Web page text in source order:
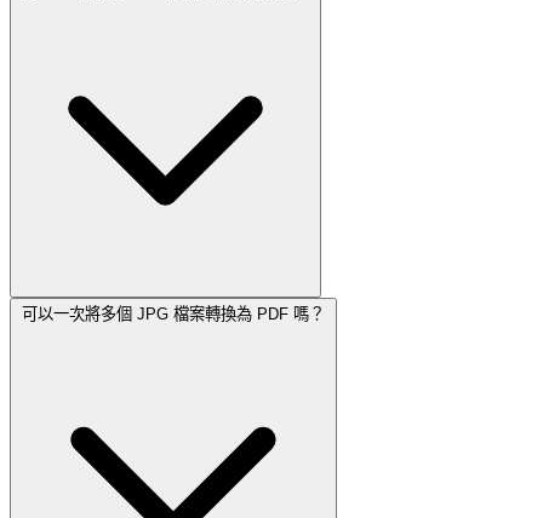
可以一次將多個 JPG 檔案轉換為 PDF 嗎？